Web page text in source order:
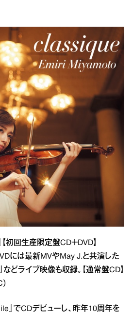
初回生産限定盤CD＋DVD】
には最新MVやMay J.と共演した
どライブ映像も収録。【通常盤CD】
』でCDデビューし、昨年10周年を